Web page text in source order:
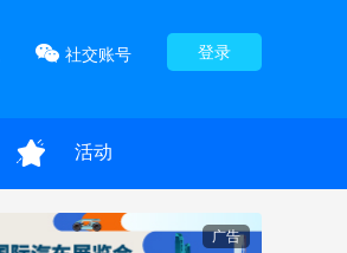
登录
社交账号
活动
广告